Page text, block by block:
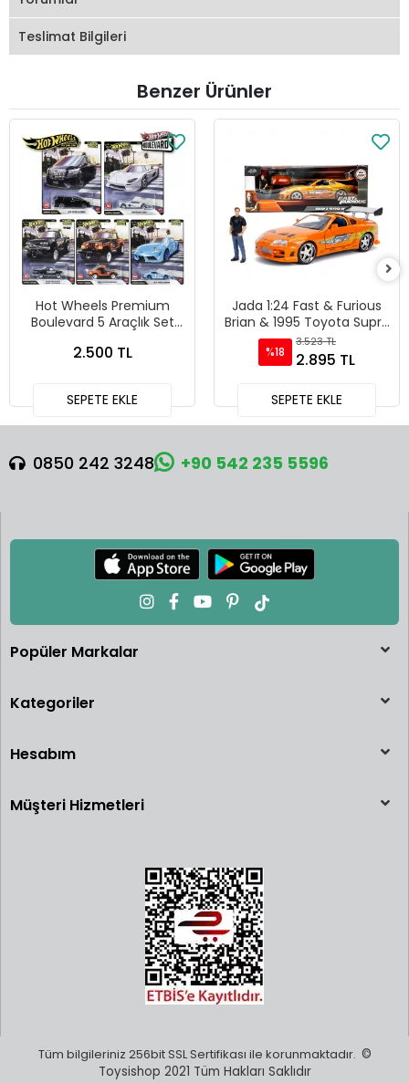
Teslimat Bilgileri
Benzer Ürünler
Hot Wheels Premium
Boulevard 5 Araçlık Set
2.500 TL
SEPETE EKLE
Jada 1:24 Fast & Furious
Brian & 1995 Toyota Supra
Diecast Model Araba -
30738
%18
3.523 TL
2.895 TL
SEPETE EKLE
0850 242 3248 +90 542 235 5596
Popüler Markalar
Kategoriler
Hesabım
Müşteri Hizmetleri
Tüm bilgileriniz 256bit SSL Sertifikası ile korunmaktadır. ©
Toysishop 2021 Tüm Hakları Saklıdır